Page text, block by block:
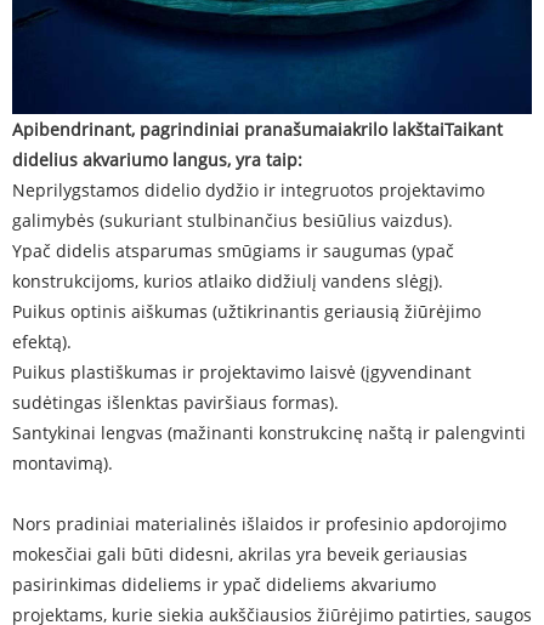
Apibendrinant, pagrindiniai pranašumaiakrilo lakštaiTaikant
didelius akvariumo langus, yra taip:
Neprilygstamos didelio dydžio ir integruotos projektavimo
galimybės (sukuriant stulbinančius besiūlius vaizdus).
Ypač didelis atsparumas smūgiams ir saugumas (ypač
konstrukcijoms, kurios atlaiko didžiulį vandens slėgį).
Puikus optinis aiškumas (užtikrinantis geriausią žiūrėjimo
efektą).
Puikus plastiškumas ir projektavimo laisvė (įgyvendinant
sudėtingas išlenktas paviršiaus formas).
Santykinai lengvas (mažinanti konstrukcinę naštą ir palengvinti
montavimą).
Nors pradiniai materialinės išlaidos ir profesinio apdorojimo
mokesčiai gali būti didesni, akrilas yra beveik geriausias
pasirinkimas dideliems ir ypač dideliems akvariumo
projektams, kurie siekia aukščiausios žiūrėjimo patirties, saugos